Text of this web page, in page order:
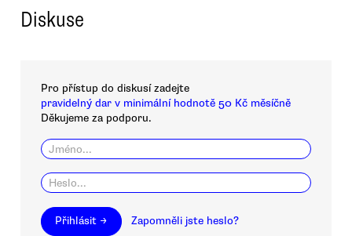
Diskuse
Pro přístup do diskusí zadejte
pravidelný dar v minimální hodnotě 50 Kč měsíčně
Děkujeme za podporu.
Přihlásit → Zapomněli jste heslo?